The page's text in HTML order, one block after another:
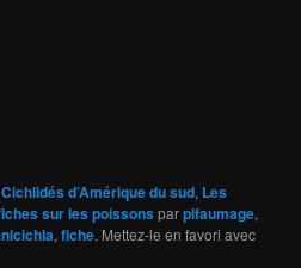
Cichlidés d’Amérique du sud, Les
sur les poissonsparpifaumage,
,fiche. Mettez-le en favori avec